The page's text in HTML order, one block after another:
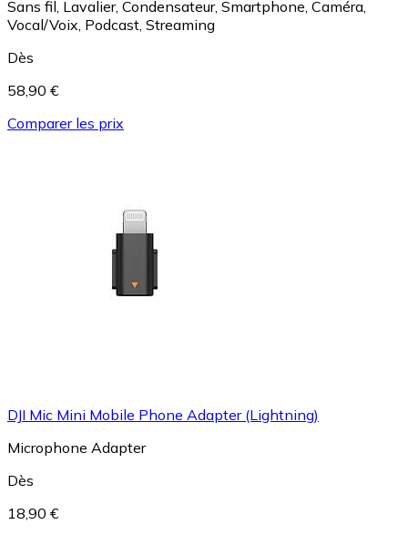
Sans fil, Lavalier, Condensateur, Smartphone, Caméra,
Vocal/Voix, Podcast, Streaming
Dès
58,90 €
Comparer les prix
DJI Mic Mini Mobile Phone Adapter (Lightning)
Microphone Adapter
Dès
18,90 €